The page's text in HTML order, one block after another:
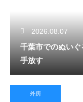
2026.08.07
千葉市でのぬい
手放す
外房